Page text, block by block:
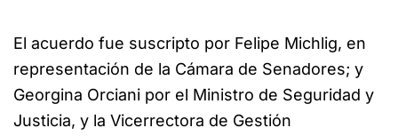
El acuerdo fue suscripto por Felipe Michlig, en
representación de la Cámara de Senadores; y
Georgina Orciani por el Ministro de Seguridad y
Justicia, y la Vicerrectora de Gestión